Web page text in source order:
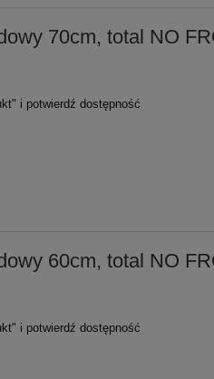
70cm, total NO
i potwierdź dostępność
60cm, total NO
i potwierdź dostępność